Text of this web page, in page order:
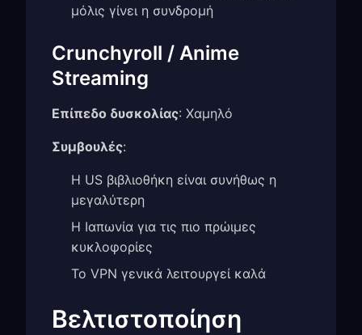
μόλις γίνει η συνδρομή
Crunchyroll / Anime
Streaming
Επίπεδο δυσκολίας: Χαμηλό
Συμβουλές:
Η US βιβλιοθήκη είναι συνήθως η
μεγαλύτερη
Η Ιαπωνία για τις πιο πρώιμες
κυκλοφορίες
Το VPN γενικά λειτουργεί καλά
Βελτιστοποίηση